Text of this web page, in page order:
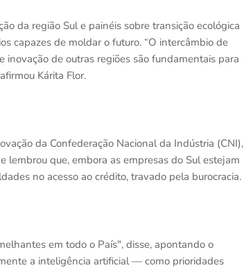
da região Sul e painéis sobre transição ecológica
capazes de moldar o futuro. “O intercâmbio de
de outras regiões são fundamentais para
Kárita Flor.
da Confederação Nacional da Indústria (CNI),
lembrou que, embora as empresas do Sul estejam
no acesso ao crédito, travado pela burocracia.
em todo o País", disse, apontando o
a inteligência artificial — como prioridades